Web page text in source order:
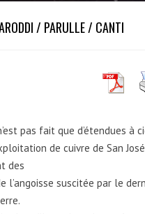
/ PARULLE / CANTI
pas fait que d’étendues à
de cuivre de San
des
l’angoisse suscitée par le